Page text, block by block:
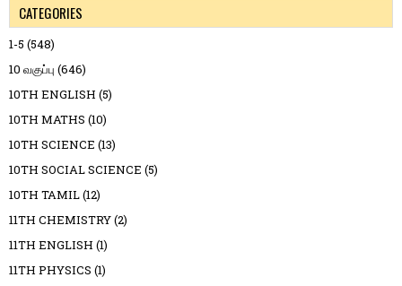
CATEGORIES
1-5 (548)
10 வகுப்பு (646)
10TH ENGLISH (5)
10TH MATHS (10)
10TH SCIENCE (13)
10TH SOCIAL SCIENCE (5)
10TH TAMIL(12)
11TH CHEMISTRY(2)
11TH ENGLISH (1)
11TH PHYSICS (1)